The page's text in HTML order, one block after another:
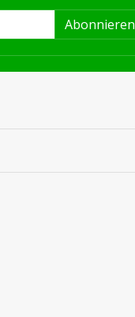
Abonnieren